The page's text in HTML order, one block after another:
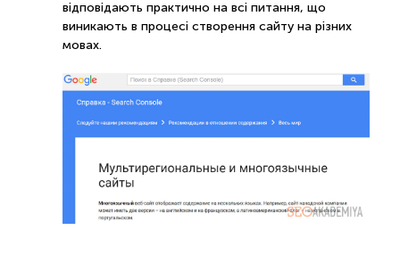
відповідають практично на всі питання, що
виникають в процесі створення сайту на різних
мовах.